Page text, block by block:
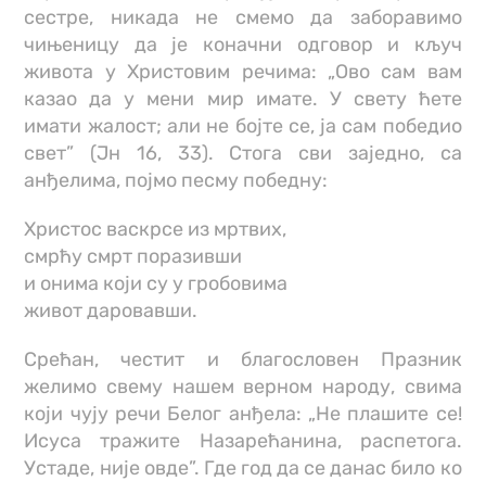
сестре, никада не смемо да заборавимо
чињеницу да је коначни одговор и кључ
живота у Христовим речима: „Ово сам вам
казао да у мени мир имате. У свету ћете
имати жалост; али не бојте се, ја сам победио
свет” (Јн 16, 33). Стога сви заједно, са
анђелима, појмо песму победну:
Христос васкрсе из мртвих,
смрћу смрт поразивши
и онима који су у гробовима
живот даровавши.
Срећан, честит и благословен Празник
желимо свему нашем верном народу, свима
који чују речи Белог анђела: „Не плашите се!
Исуса тражите Назарећанина, распетога.
Устаде, није овде”. Где год да се данас било ко